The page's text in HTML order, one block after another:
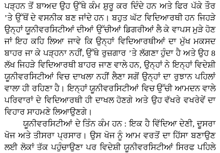
ਪੜ੍ਹਨ ਤੋਂ ਬਾਅਦ ਉਹ ਉੱਥੇ ਕੰਮ ਸ਼ੁਰੂ ਕਰ ਦਿੰਦੇ ਹਨ ਅਤੇ ਫਿਰ ਪੱਕੇ ਤੌਰ
’ਤੇ ਉੱਥੋਂ ਦੇ ਵਸਨੀਕ ਬਣ ਜਾਂਦੇ ਹਨ। ਬਹੁਤ ਘੱਟ ਵਿਦਿਆਰਥੀ ਹਨ ਜਿਹੜੇ
ਉਨ੍ਹਾਂ ਯੂਨੀਵਰਸਿਟੀਆਂ ਦੀਆਂ ਉੱਚੀਆਂ ਡਿਗਰੀਆਂ ਲੈ ਕੇ ਵਾਪਸ ਮੁੜੇ ਹੋਣ
ਜਾਂ ਇਹ ਕਹਿ ਲਿਆ ਜਾਵੇ ਕਿ ਉਨ੍ਹਾਂ ਵਿਦਿਆਰਥੀਆਂ ਦਾ ਮੁੱਖ ਮਕਸਦ
ਬਾਹਰ ਜਾ ਕੇ ਪੜ੍ਹਨਾ ਨਹੀਂ, ਉੱਥੇ ਰੁਜ਼ਗਾਰ ’ਤੇ ਲੱਗਣਾ ਹੁੰਦਾ ਹੈ ਅਤੇ ਉਹ 8
ਲੱਖ ਜਿਹੜੇ ਵਿਦਿਆਰਥੀ ਬਾਹਰ ਜਾਣ ਵਾਲੇ ਹਨ, ਉਨ੍ਹਾਂ ਨੇ ਇਨ੍ਹਾਂ ਵਿਦੇਸ਼ੀ
ਯੂਨੀਵਰਸਿਟੀਆਂ ਵਿਚ ਦਾਖਲਾ ਨਹੀਂ ਲੈਣਾ ਸਗੋਂ ਉਨ੍ਹਾਂ ਦਾ ਰੁਝਾਨ ਪਹਿਲਾਂ
ਵਾਲਾ ਹੀ ਰਹਿਣਾ ਹੈ। ਇਨ੍ਹਾਂ ਯੂਨੀਵਰਸਿਟੀਆਂ ਵਿਚ ਉੱਚੀ ਆਮਦਨ ਵਾਲੇ
ਪਰਿਵਾਰਾਂ ਦੇ ਵਿਦਿਆਰਥੀ ਹੀ ਦਾਖਲ ਹੋਣਗੇ ਅਤੇ ਉਹ ਵੱਖਰੇ ਵਖਰੇਵੇਂ ਦਾ
ਵਿਹਾਰ ਸਾਹਮਣੇ ਲਿਆਉਣਗੇ।
ਯੂਨੀਵਰਸਿਟੀਆਂ ਦੇ ਤਿੰਨ ਕੰਮ ਹਨ : ਇਕ ਹੈ ਵਿੱਦਿਆ ਦੇਣੀ, ਦੂਸਰਾ
ਖੋਜ ਅਤੇ ਤੀਸਰਾ ਪ੍ਰਸਾਰ। ਉਸ ਖੋਜ ਨੂੰ ਆਮ ਵਰਤੋਂ ਦਾ ਹਿੱਸਾ ਬਣਾਉਣ
ਲਈ ਲੋਕਾਂ ਤੱਕ ਪਹੁੰਚਾਉਣਾ ਪਰ ਵਿਦੇਸ਼ੀ ਯੂਨੀਵਰਸਿਟੀਆਂ ਸਿਰਫ ਪਹਿਲੇ